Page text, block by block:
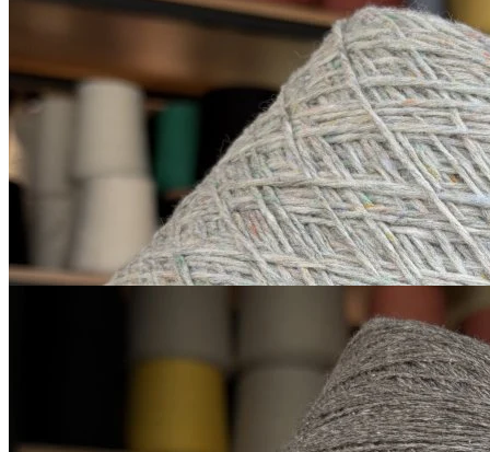
В наличии 5140
Scotland
меринос 100%
450 м/100 г
светло-серый с зелёным
650₽
за 100 г
Купить
як 50%, кашемир 15%, шёлк 20%,
серо-коричневый